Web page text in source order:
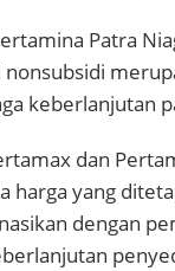
Patra
keberlanjutan
dan
harga yang
dengan